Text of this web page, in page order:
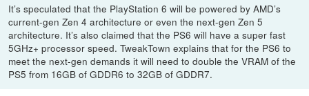
It’s speculated that the PlayStation 6 will be powered by AMD’s
current-gen Zen 4 architecture or even the next-gen Zen 5
architecture. It’s also claimed that the PS6 will have a super fast
5GHz+ processor speed. TweakTown explains that for the PS6 to
meet the next-gen demands it will need to double the VRAM of the
PS5 from 16GB of GDDR6 to 32GB of GDDR7.